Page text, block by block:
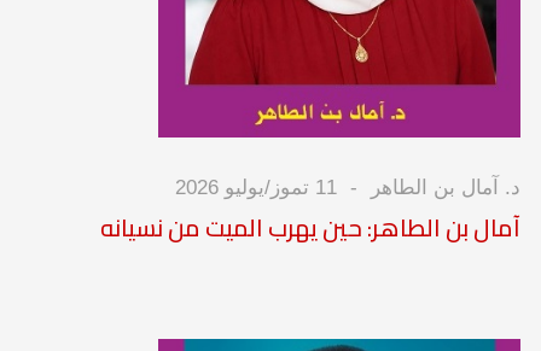
د. آمال بن الطاهر 11 تموز/يوليو 2026
آمال بن الطاهر: حين يهرب الميت من نسيانه